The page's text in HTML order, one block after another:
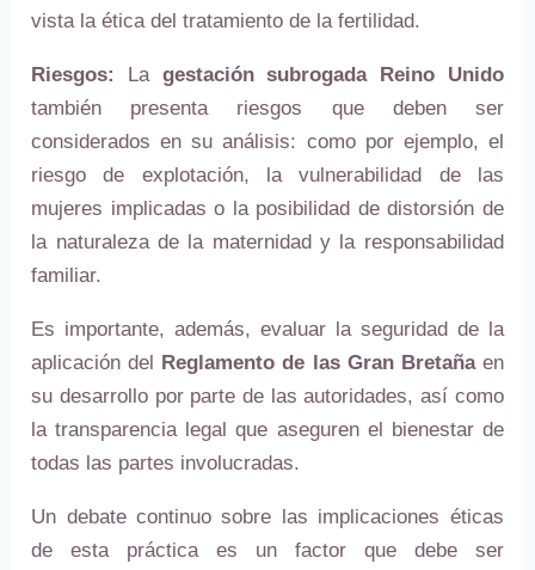
vista la ética del tratamiento de la fertilidad.
Riesgos: La gestación subrogada Reino Unido
también presenta riesgos que deben ser
considerados en su análisis: como por ejemplo, el
riesgo de explotación, la vulnerabilidad de las
mujeres implicadas o la posibilidad de distorsión de
la naturaleza de la maternidad y la responsabilidad
familiar.
Es importante, además, evaluar la seguridad de la
aplicación del Reglamento de las Gran Bretañaen
su desarrollo por parte de las autoridades, así como
la transparencia legal que aseguren el bienestar de
todas las partes involucradas.
Un debate continuo sobre las implicaciones éticas
de esta práctica es un factor que debe ser